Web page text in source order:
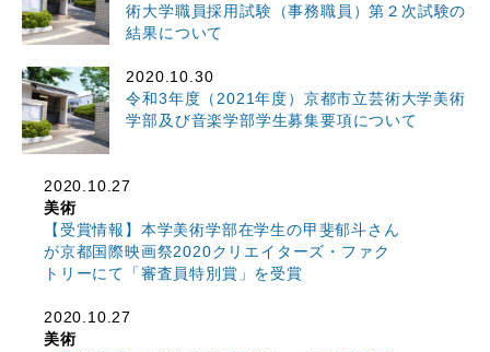
術大学職員採用試験（事務職員）第２次試験の
結果について
2020.10.30
令和3年度（2021年度）京都市立芸術大学美術
学部及び音楽学部学生募集要項について
2020.10.27
美術
【受賞情報】本学美術学部在学生の甲斐郁斗さん
が京都国際映画祭2020クリエイターズ・ファク
トリーにて「審査員特別賞」を受賞
2020.10.27
美術